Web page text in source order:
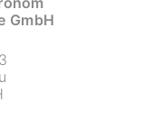
GmbH